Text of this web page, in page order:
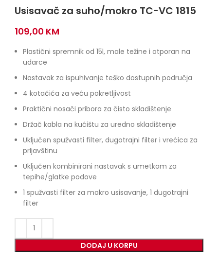
Usisavač za suho/mokro TC-VC 1815
109,00 KM
Plastični spremnik od 15l, male težine i otporan na
udarce
Nastavak za ispuhivanje teško dostupnih područja
4 kotačića za veću pokretljivost
Praktični nosači pribora za čisto skladištenje
Držač kabla na kućištu za uredno skladištenje
Uključen spužvasti filter, dugotrajni filter i vrećica za
prljavštinu
Uključen kombinirani nastavak s umetkom za
tepihe/glatke podove
1 spužvasti filter za mokro usisavanje, 1 dugotrajni
filter
DODAJ U KORPU